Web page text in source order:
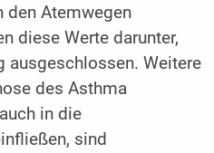
den Atemwegen
diese Werte darunter,
ausgeschlossen. Weitere
des Asthma
in die
sind